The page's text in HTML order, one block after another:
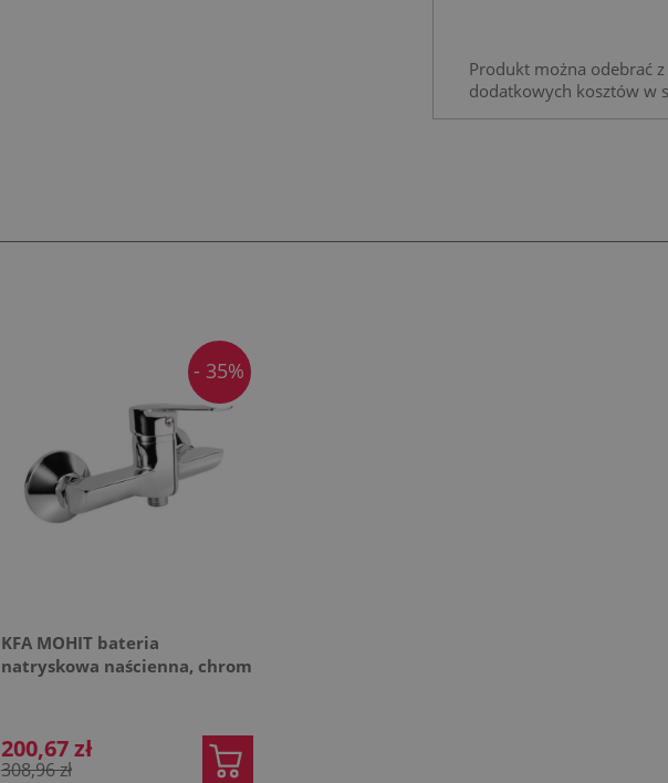
Produkt można odebrać
dodatkowych kosztów w
KFA MOHIT bateria
natryskowa naścienna, chrom
200,67 zł
308,96 zł
- 35%